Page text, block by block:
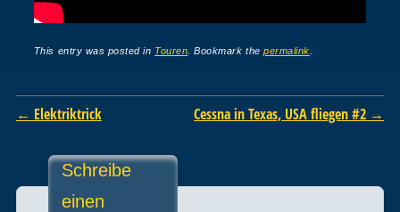
This entry was posted in Touren . Bookmark thepermalink
Post navigation
← Elektriktrick Cessna in Texas, USA fliegen #2 →
Schreibe
einen